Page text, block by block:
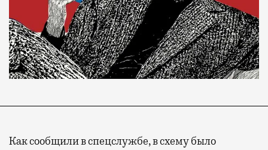
Как сообщили в спецслужбе, в схему было